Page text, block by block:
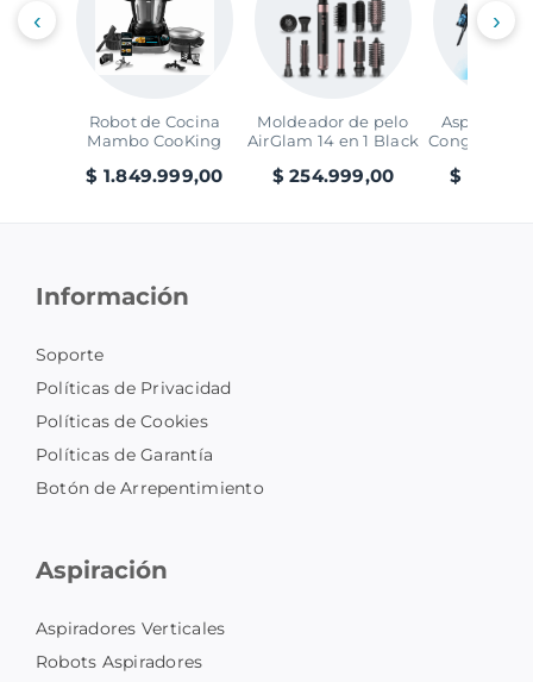
‹
Robot de Cocina
Mambo CooKing
$ 1.849.999,00
Moldeador de pelo
AirGlam 14 en 1 Black
$ 254.999,00
Aspirador
Conga
$
›
Información
Soporte
Políticas de Privacidad
Políticas de Cookies
Políticas de Garantía
Botón de Arrepentimiento
Aspiración
Aspiradores Verticales
Robots Aspiradores